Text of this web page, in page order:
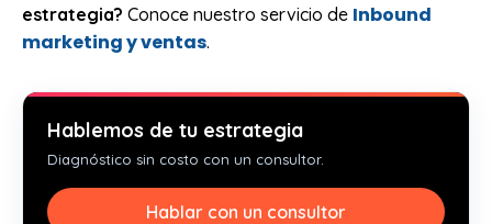
estrategia? Conoce nuestro servicio de Inbound
marketing y ventas.
Hablemos de tu estrategia
Diagnóstico sin costo con un consultor.
Hablar con un consultor